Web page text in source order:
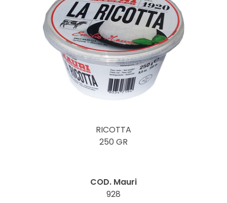
RICOTTA
250 GR
COD. Mauri
928